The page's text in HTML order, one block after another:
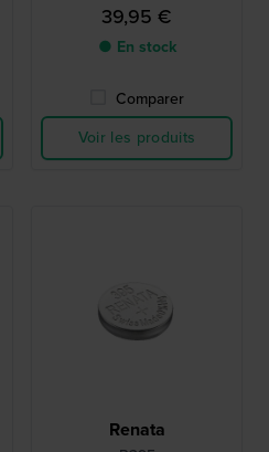
39,95 €
● En stock
Comparer
Voir les produits
Renata